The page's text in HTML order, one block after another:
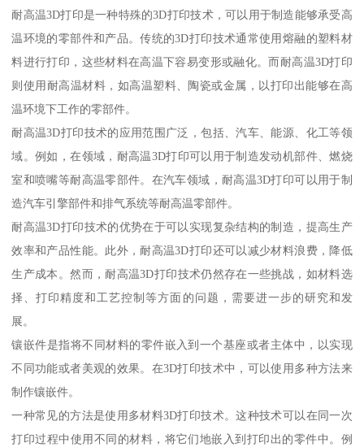
耐高温3D打印是一种特殊的3D打印技术，可以用于制造能够承受高
温环境的零部件和产品。传统的3D打印技术通常使用熔融的塑料材
料进行打印，这些材料在高温下容易变形或融化。而耐高温3D打印
则使用耐高温材料，如高温塑料、陶瓷或金属，以打印出能够在高
温环境下工作的零部件。
耐高温3D打印技术的应用范围广泛，包括、汽车、能源、化工等领
域。例如，在领域，耐高温3D打印可以用于制造发动机部件、燃烧
室和喷嘴等耐高温零部件。在汽车领域，耐高温3D打印可以用于制
造汽车引擎部件和排气系统等耐高温零部件。
耐高温3D打印技术的优势在于可以实现复杂结构的制造，提高生产
效率和产品性能。此外，耐高温3D打印还可以减少材料浪费，降低
生产成本。然而，耐高温3D打印技术仍然存在一些挑战，如材料选
择、打印精度和工艺控制等方面的问题，需要进一步的研究和发
展。
镶嵌件是指将不同材料的零件嵌入到一个基座或者主体中，以实现
不同功能或者美观的效果。在3D打印技术中，可以使用多种方法来
制作镶嵌件。
一种常见的方法是使用多材料3D打印技术。这种技术可以在同一次
打印过程中使用不同的材料，将它们地嵌入到打印出的零件中。例